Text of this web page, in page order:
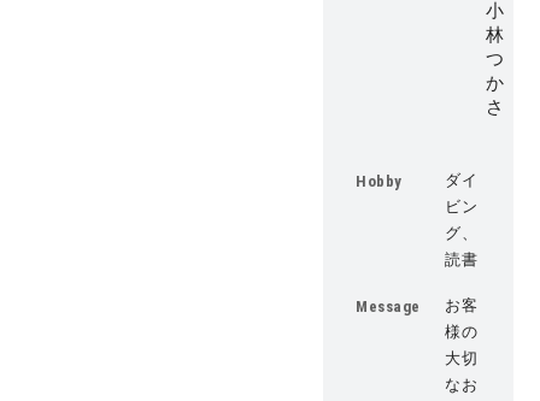
小
林
つ
か
さ
Hobby
ダイ
ビン
グ、
読書
Message
お客
様の
大切
なお